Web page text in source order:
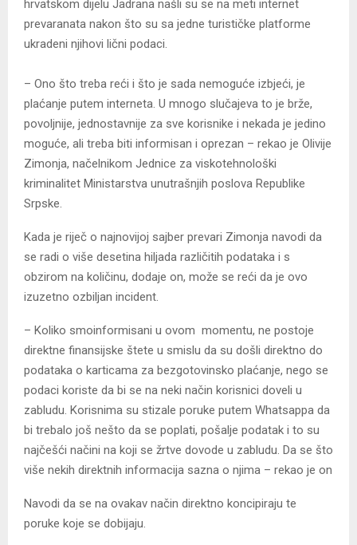
hrvatskom dijelu Јadrana našli su se na meti internet
prevaranata nakon što su sa jedne turističke platforme
ukradeni njihovi lični podaci.
– Ono što treba reći i što je sada nemoguće izbjeći, je
plaćanje putem interneta. U mnogo slučajeva to je brže,
povoljnije, jednostavnije za sve korisnike i nekada je jedino
moguće, ali treba biti informisan i oprezan – rekao je Olivije
Zimonja, načelnikom Јednice za viskotehnološki
kriminalitet Ministarstva unutrašnjih poslova Republike
Srpske.
Kada je riječ o najnovijoj sajber prevari Zimonja navodi da
se radi o više desetina hiljada različitih podataka i s
obzirom na količinu, dodaje on, može se reći da je ovo
izuzetno ozbiljan incident.
– Koliko smoinformisani u ovom momentu, ne postoje
direktne finansijske štete u smislu da su došli direktno do
podataka o karticama za bezgotovinsko plaćanje, nego se
podaci koriste da bi se na neki način korisnici doveli u
zabludu. Korisnima su stizale poruke putem Whatsappa da
bi trebalo još nešto da se poplati, pošalje podatak i to su
najčešći načini na koji se žrtve dovode u zabludu. Da se što
više nekih direktnih informacija sazna o njima – rekao je on
Navodi da se na ovakav način direktno koncipiraju te
poruke koje se dobijaju.